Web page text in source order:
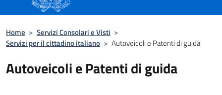
Home > Servizi Consolari e Visti >
Servizi per il cittadino italiano > Autoveicoli e Patenti di guida
Autoveicoli e Patenti di guida